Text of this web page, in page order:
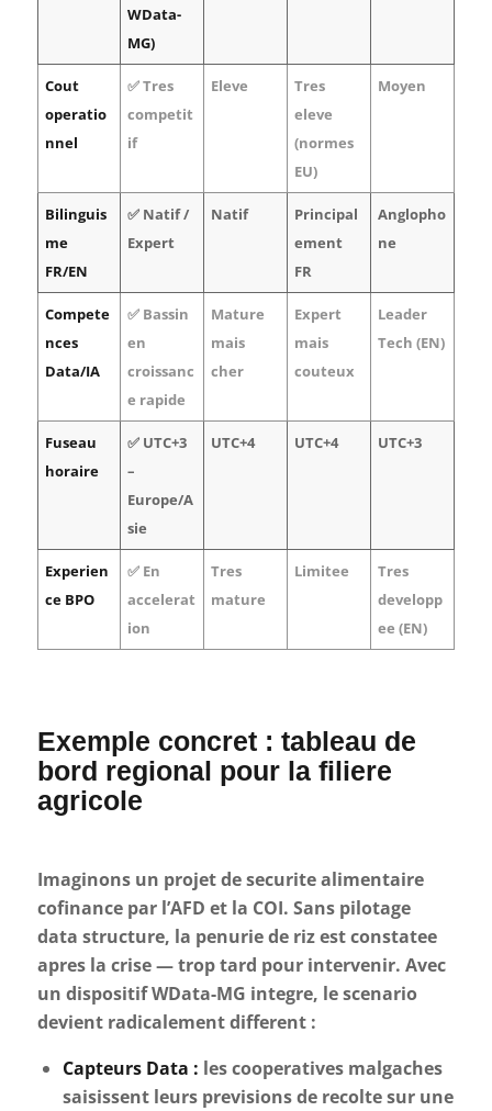
WData-
MG)
Cout
operatio
nnel
✅ Tres
competit
if
Eleve
Tres
eleve
(normes
EU)
Moyen
Bilinguis
me
FR/EN
✅ Natif /
Expert
Natif
Principal
ement
FR
Anglopho
ne
Compete
nces
Data/IA
✅ Bassin
en
croissanc
e rapide
Mature
mais
cher
Expert
mais
couteux
Leader
Tech (EN)
Fuseau
horaire
✅ UTC+3
–
Europe/A
sie
UTC+4 UTC+4 UTC+3
Experien
ce BPO
✅ En
accelerat
ion
Tres
mature
Limitee
Tres
developp
ee (EN)
Exemple concret : tableau de
bord regional pour la filiere
agricole
Imaginons un projet de securite alimentaire
cofinance par l’AFD et la COI. Sans pilotage
data structure, la penurie de riz est constatee
apres la crise — trop tard pour intervenir. Avec
un dispositif WData-MG integre, le scenario
devient radicalement different :
Capteurs Data : les cooperatives malgaches
saisissent leurs previsions de recolte sur une